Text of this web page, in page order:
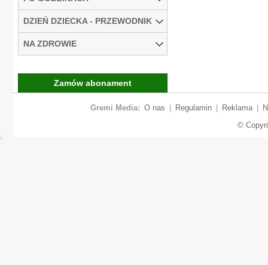
DZIEŃ DZIECKA - PRZEWODNIK
NA ZDROWIE
Zamów abonament
Gremi Media: O nas Regulamin Reklama
©